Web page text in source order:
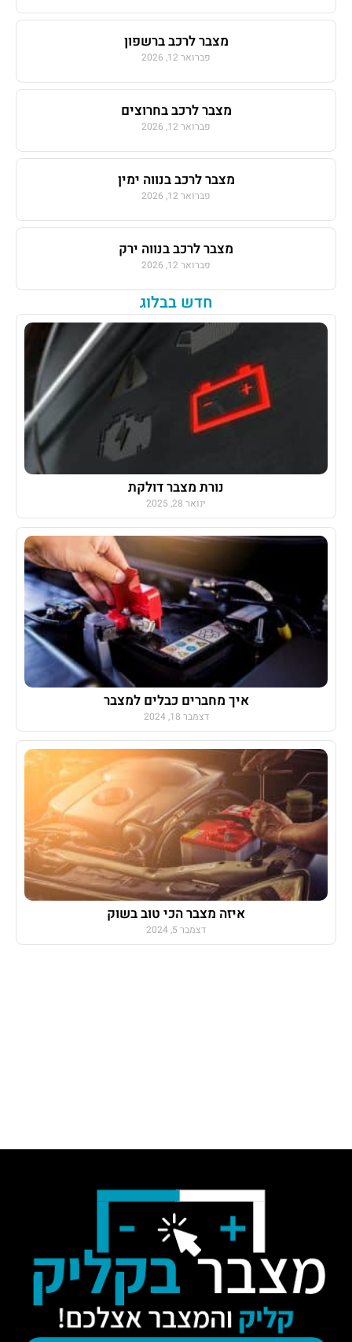
מצבר לרכב ברשפון
פברואר 12, 2026
מצבר לרכב בחרוצים
פברואר 12, 2026
מצבר לרכב בנווה ימין
פברואר 12, 2026
מצבר לרכב בנווה ירק
פברואר 12, 2026
חדש בבלוג
נורת מצבר דולקת
ינואר 28, 2025
איך מחברים כבלים למצבר
דצמבר 18, 2024
איזה מצבר הכי טוב בשוק
דצמבר 5, 2024